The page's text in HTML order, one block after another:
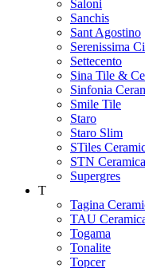
Saloni
Sanchis
Sant Agostino
Serenissima
Settecento
Sina Tile &
Sinfonia
Smile Tile
Staro
Staro Slim
STiles
STN Ceramica
Supergres
T
Tagina
TAU
Togama
Tonalite
Topcer